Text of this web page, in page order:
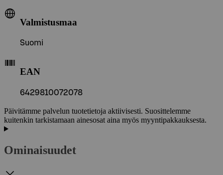
Valmistusmaa
Suomi
EAN
6429810072078
Päivitämme palvelun tuotetietoja aktiivisesti. Suosittelemme
kuitenkin tarkistamaan ainesosat aina myös myyntipakkauksesta.
Ominaisuudet